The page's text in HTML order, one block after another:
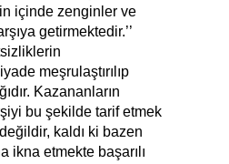
içinde zenginler ve
getirmektedir.’’
meşrulaştırılıp
Kazananların
bu şekilde tarif etmek
değildir, kaldı ki bazen
ikna etmekte başarılı